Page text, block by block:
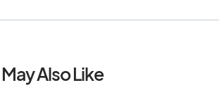
Also Like